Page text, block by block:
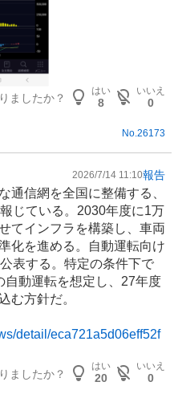
ましたか？
はい
8
いいえ
0
No.26173
2026/7/14 11:10報告
通信網を全国に整備する、
じている。2030年度に1万
てインフラ を構築し、車両
化を進める。自動運転向け
表する。特定の条件下で
動運転を想定し、27年度
む方針だ。
detail/eca721a5d06eff52f
ましたか？
はい
20
いいえ
0